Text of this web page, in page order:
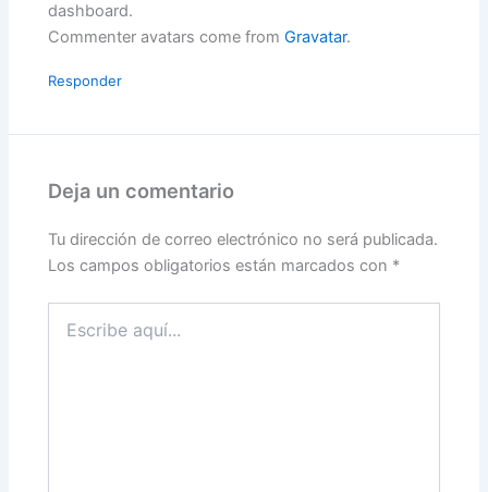
dashboard.
Commenter avatars come fromGravatar.
Responder
Deja un comentario
Tu dirección de correo electrónico no será publicada.
Los campos obligatorios están marcados con *
aquí...